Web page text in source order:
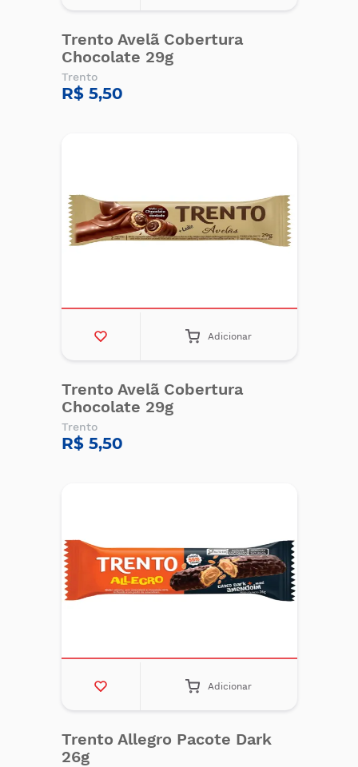
Trento Avelã Cobertura
Chocolate 29g
Trento
R$ 5,50
Adicionar
Trento Avelã Cobertura
Chocolate 29g
Trento
R$ 5,50
Adicionar
Trento Allegro Pacote Dark
26g